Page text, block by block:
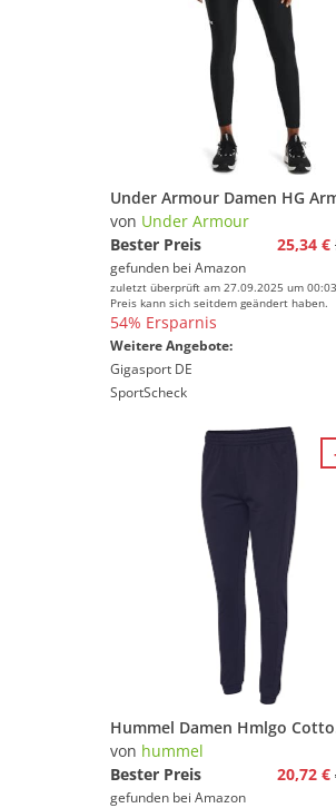
von Under Armour
Bester Preis
25,34 €
gefunden bei Amazon
zuletzt überprüft am 27.09.2025 um
Preis kann sich seitdem geändert haben.
54% Ersparnis
Weitere Angebote:
Gigasport DE
SportScheck
von hummel
Bester Preis
20,72 €
gefunden bei Amazon